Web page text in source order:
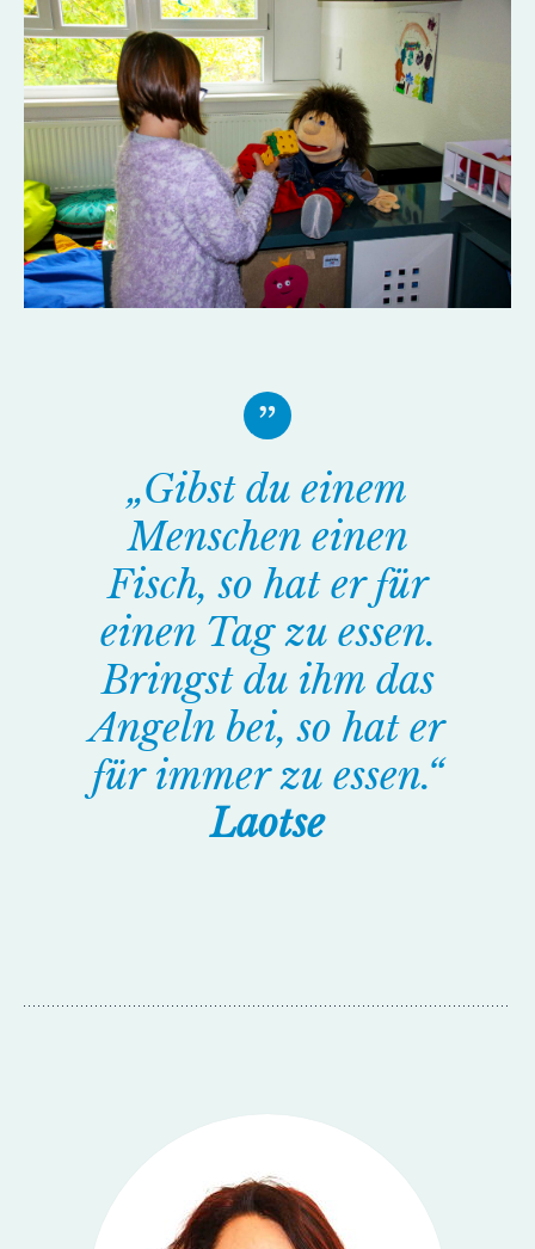
„Gibst du einem
Menschen einen
Fisch, so hat er für
einen Tag zu essen.
Bringst du ihm das
Angeln bei, so hat er
für immer zu essen.“
Laotse